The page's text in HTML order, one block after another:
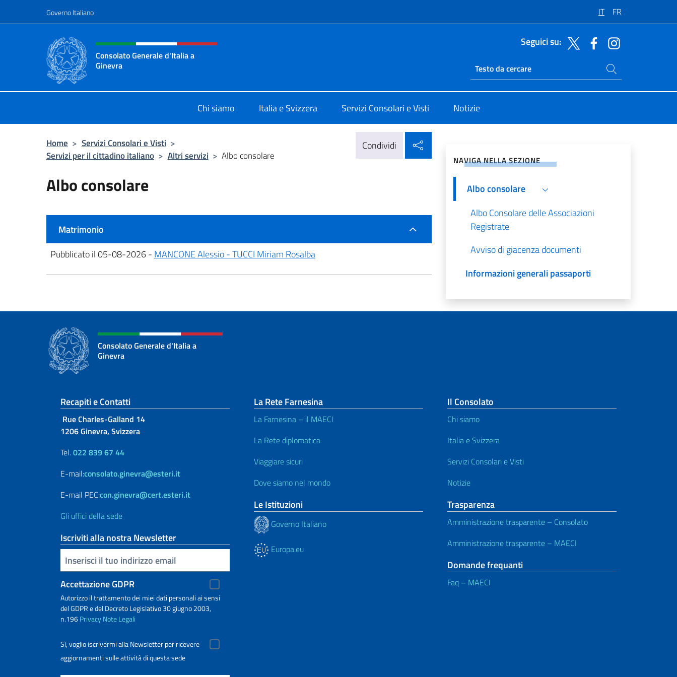
Governo Italiano IT FR
Intestazione sito, social e menù
Consolato Generale d'Italia a
Ginevra
Seguici su:
Ricerca sito live
Cerca nel sito
Chi siamo Italia e Svizzera Servizi Consolari e Visti Notizie
Home > Servizi Consolari e Visti >
Servizi per il cittadino italiano > Altri servizi > Albo consolare
Condividi
Albo consolare
Matrimonio
Pubblicato il 05-08-2026 - MANCONE Alessio - TUCCI Miriam Rosalba
NAVIGA NELLA SEZIONE
Albo consolare
Albo Consolare delle Associazioni
Registrate
Avviso di giacenza documenti
Informazioni generali passaporti
Consolato Generale d'Italia a
Ginevra
Sezione footer
Recapiti e Contatti
Rue Charles-Galland 14
1206 Ginevra, Svizzera
Tel.022 839 67 44
E-mail:consolato.ginevra@esteri.it
E-mail PEC:con.ginevra@cert.esteri.it
Gli uffici della sede
Iscriviti alla nostra Newsletter
Inserisci la tua email
Accettazione GDPR
Autorizzo il trattamento dei miei dati personali ai sensi
del GDPR e del Decreto Legislativo 30 giugno 2003,
n.196PrivacyNote Legali
Sì, voglio iscrivermi alla Newsletter per ricevere
aggiornamenti sulle attività di questa sede
La Rete Farnesina
La Farnesina – il MAECI
La Rete diplomatica
Viaggiare sicuri
Dove siamo nel mondo
Le Istituzioni
Governo Italiano
Europa.eu
Il Consolato
Chi siamo
Italia e Svizzera
Servizi Consolari e Visti
Notizie
Trasparenza
Amministrazione trasparente – Consolato
Amministrazione trasparente – MAECI
Domande frequanti
Faq – MAECI